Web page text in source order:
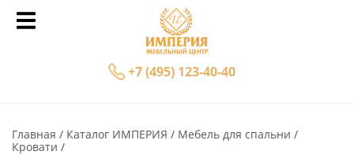
+7 (495) 123-40-40
Главная Каталог ИМПЕРИЯ
Мебель для спальни
Кровати